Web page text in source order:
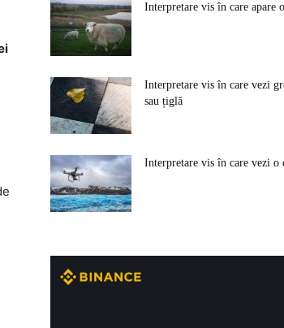
Interpretare vis în care apare
Interpretare vis în care vezi
sau țiglă
Interpretare vis în care vezi o